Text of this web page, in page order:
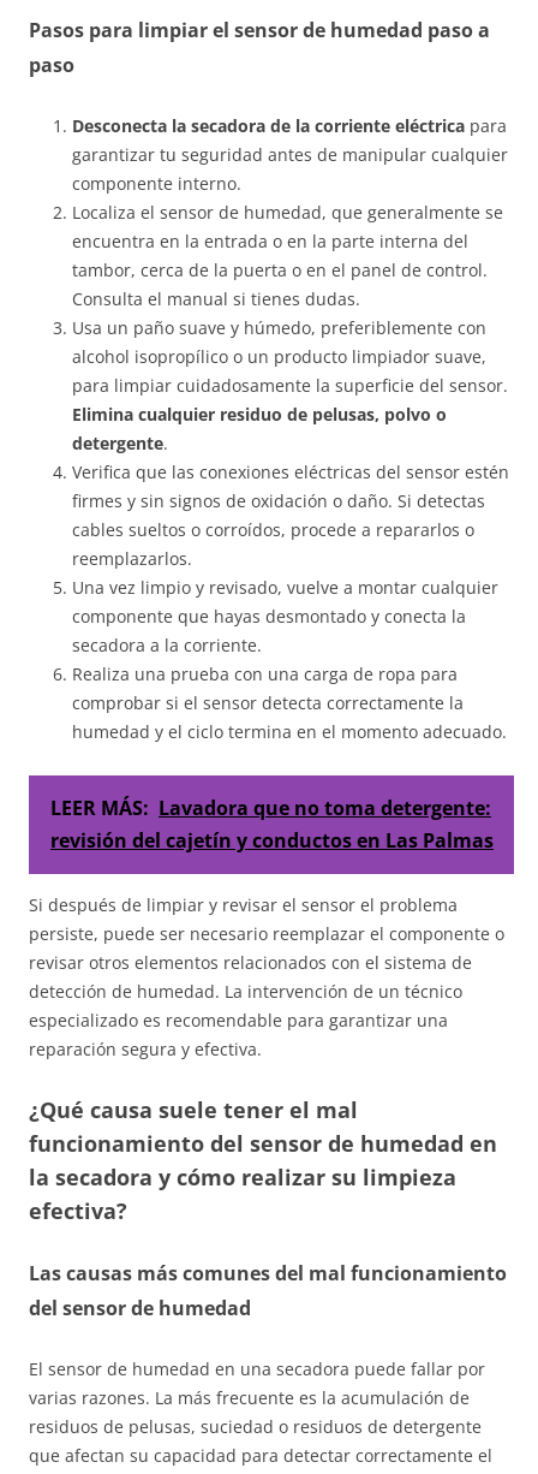
Pasos para limpiar el sensor de humedad paso a
paso
Desconecta la secadora de la corriente eléctrica para
garantizar tu seguridad antes de manipular cualquier
componente interno.
Localiza el sensor de humedad, que generalmente se
encuentra en la entrada o en la parte interna del
tambor, cerca de la puerta o en el panel de control.
Consulta el manual si tienes dudas.
Usa un paño suave y húmedo, preferiblemente con
alcohol isopropílico o un producto limpiador suave,
para limpiar cuidadosamente la superficie del sensor.
Elimina cualquier residuo de pelusas, polvo o
detergente.
Verifica que las conexiones eléctricas del sensor estén
firmes y sin signos de oxidación o daño. Si detectas
cables sueltos o corroídos, procede a repararlos o
reemplazarlos.
Una vez limpio y revisado, vuelve a montar cualquier
componente que hayas desmontado y conecta la
secadora a la corriente.
Realiza una prueba con una carga de ropa para
comprobar si el sensor detecta correctamente la
humedad y el ciclo termina en el momento adecuado.
LEER MÁS: Lavadora que no toma detergente:
revisión del cajetín y conductos en Las Palmas
Si después de limpiar y revisar el sensor el problema
persiste, puede ser necesario reemplazar el componente o
revisar otros elementos relacionados con el sistema de
detección de humedad. La intervención de un técnico
especializado es recomendable para garantizar una
reparación segura y efectiva.
¿Qué causa suele tener el mal
funcionamiento del sensor de humedad en
la secadora y cómo realizar su limpieza
efectiva?
Las causas más comunes del mal funcionamiento
del sensor de humedad
El sensor de humedad en una secadora puede fallar por
varias razones. La más frecuente es la acumulación de
residuos de pelusas, suciedad o residuos de detergente
que afectan su capacidad para detectar correctamente el